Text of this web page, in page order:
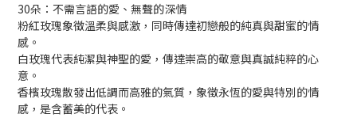
30朵：不需言語的愛、無聲的深情
粉紅玫瑰象徵溫柔與感激，同時傳達初戀般的純真與甜蜜的情
感。
白玫瑰代表純潔與神聖的愛，傳達崇高的敬意與真誠純粹的心
意。
香檳玫瑰散發出低調而高雅的氣質，象徵永恆的愛與特別的情
感，是含蓄美的代表。